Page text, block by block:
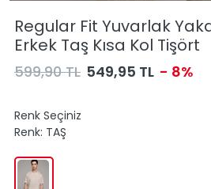
Regular Fit Yuvarlak
Erkek Taş Kısa Kol Tişört
599,90 TL 549,95 TL - 8%
Renk Seçiniz
Renk: TAŞ